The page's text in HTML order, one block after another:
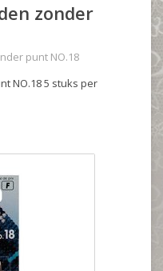
zonder
punt NO.18
NO.18 5 stuks per